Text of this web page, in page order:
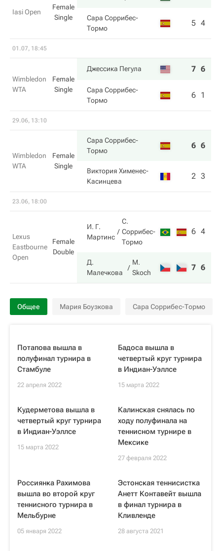
Iasi Open
Female
Single
Сара Соррибес-
Тормо
5 4
01.07, 18:45
Wimbledon
WTA
Female
Single
Джессика Пегула 7 6
Сара Соррибес-
Тормо
6 1
29.06, 13:10
Wimbledon
WTA
Female
Single
Сара Соррибес-
Тормо
6 6
Виктория Хименес-
Касинцева
2 3
23.06, 18:00
Lexus
Eastbourne
Open
Female
Double
И. Г.
Мартинс
С.
Соррибес-
Тормо
6 4
Д.
Малечкова
M.
Skoch
7 6
Общее Мария Боузкова Сара Соррибес-Тормо
Потапова вышла в
полуфинал турнира в
Стамбуле
22 апреля 2022
Бадоса вышла в
четвертый круг турнира
в Индиан-Уэллсе
15 марта 2022
Кудерметова вышла в
четвертый круг турнира
в Индиан-Уэллсе
15 марта 2022
Калинская снялась по
ходу полуфинала на
теннисном турнире в
Мексике
27 февраля 2022
Россиянка Рахимова
вышла во второй круг
теннисного турнира в
Мельбурне
05 января 2022
Эстонская теннисистка
Анетт Контавейт вышла
в финал турнира в
Кливленде
28 августа 2021